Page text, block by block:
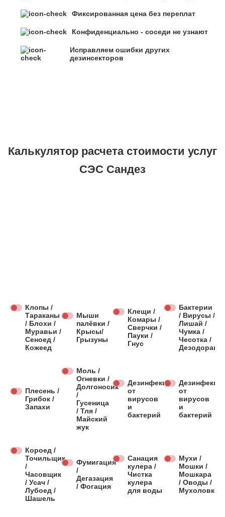
Фиксированная цена без переплат
Конфиденциально - соседи не узнают
Исправляем ошибки других
дезинсекторов
Калькулятор расчета стоимости услуг
СЭС Сандез
Клопы /
Тараканы
/ Блохи /
Муравьи /
Сеноед /
Кожеед
Мыши
палёвки /
Крысы/
Грызуны
Клещи /
Комары /
Сверчки /
Пауки /
Гнус
Бактерии
/ Вирусы /
Лишай /
Чумка /
Чесотка /
Плесень /
Грибок /
Запахи
Моль /
Огневки /
Долгоносик
/
Гусеница
/ Тля /
Майский
жук
Дезинфекция
от
вирусов
и
бактерий
от
вирусов
и
бактерий
Короед /
Точильщик
/
Часовщик
/ Усач /
Лубоед /
Шашель
Фумигация
/
Дегазация
/ Фогация
Санация
кулера /
Чистка
кулера
для воды
Мухи /
Мошки /
Мошкара
/ Оводы /
Мухоловки